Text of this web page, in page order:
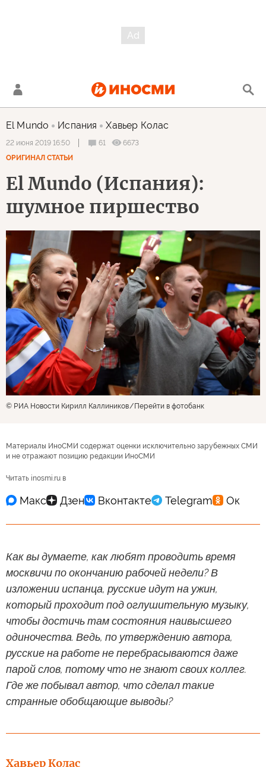
El Mundo Испания Хавьер Колас
22 июня 2019 16:50 61
6673
ОРИГИНАЛ СТАТЬИ
El Mundo (Испания):
шумное пиршество
© РИА Новости Кирилл Каллиников Перейти в фотобанк
Материалы ИноСМИ содержат оценки исключительно зарубежных СМИ
и не отражают позицию редакции ИноСМИ
Читать inosmi.ru в
Как вы думаете, как любят проводить время
москвичи по окончанию рабочей недели? В
изложении испанца, русские идут на ужин,
который проходит под оглушительную музыку,
чтобы достичь там состояния наивысшего
одиночества. Ведь, по утверждению автора,
русские на работе не перебрасываются даже
парой слов, потому что не знают своих коллег.
Где же побывал автор, что сделал такие
странные обобщающие выводы?
Хавьер Колас